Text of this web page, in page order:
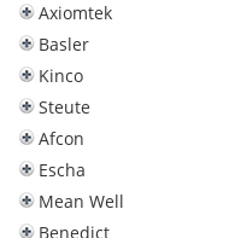
Axiomtek
Basler
Kinco
Steute
Afcon
Escha
Mean Well
Benedict